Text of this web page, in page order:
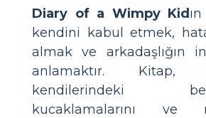
Diary of a Wimpy Kid
kendini kabul etmek,
almak ve arkadaşlığın
anlamaktır. Kitap,
kendilerindeki
kucaklamalarını